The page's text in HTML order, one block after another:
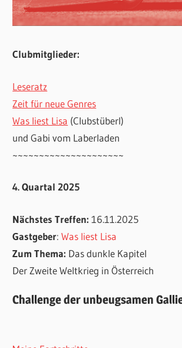
Clubmitglieder:
Leseratz
Zeit für neue Genres
Was liest Lisa (Clubstüberl)
und Gabi vom Laberladen
~~~~~~~~~~~~~~~~~~~~~
4. Quartal 2025
Nächstes Treffen:16.11.2025
Gastgeber:Was liest Lisa
Zum Thema: Das dunkle Kapitel
Der Zweite Weltkrieg in Österreich
Challenge der unbeugsamen